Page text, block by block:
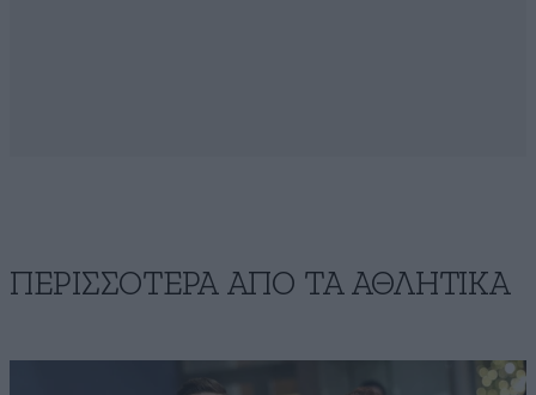
ΠΕΡΙΣΣΟΤΕΡΑ ΑΠΟ ΤA ΑΘΛΗΤΙΚΑ